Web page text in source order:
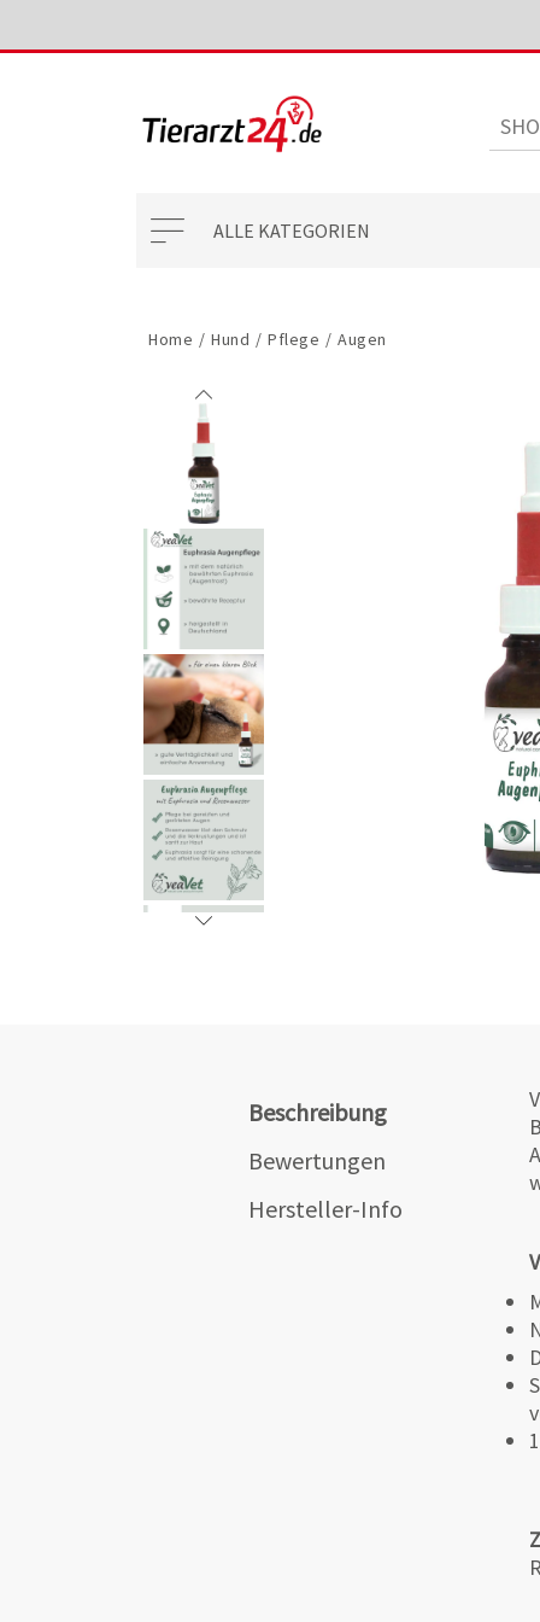
ALLE KATEGORIEN
Home / Hund / Pflege / Augen
Beschreibung
Bewertungen
Hersteller-Info